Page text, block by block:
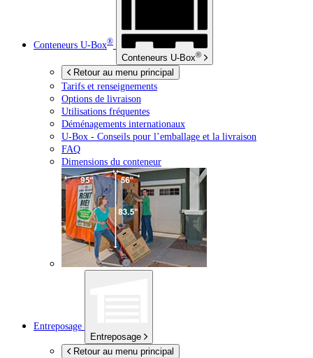
Conteneurs U-Box®
Conteneurs U-Box®
Retour au menu principal
Tarifs et renseignements
Options de livraison
Utilisations fréquentes
Déménagements internationaux
U-Box - Conseils pour l’emballage et la livraison
FAQ
Dimensions du conteneur
Entreposage
Entreposage
Retour au menu principal